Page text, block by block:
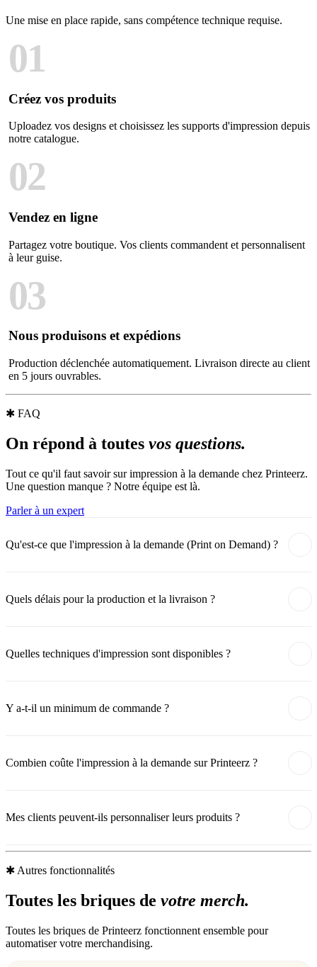
Une mise en place rapide, sans compétence technique requise.
01
Créez vos produits
Uploadez vos designs et choisissez les supports d'impression depuis
notre catalogue.
02
Vendez en ligne
Partagez votre boutique. Vos clients commandent et personnalisent
à leur guise.
03
Nous produisons et expédions
Production déclenchée automatiquement. Livraison directe au client
en 5 jours ouvrables.
✱ FAQ
On répond à toutes vos questions.
Tout ce qu'il faut savoir sur impression à la demande chez Printeerz.
Une question manque ? Notre équipe est là.
Parler à un expert
Qu'est-ce que l'impression à la demande (Print on Demand) ?
Quels délais pour la production et la livraison ?
Quelles techniques d'impression sont disponibles ?
Y a-t-il un minimum de commande ?
Combien coûte l'impression à la demande sur Printeerz ?
Mes clients peuvent-ils personnaliser leurs produits ?
✱ Autres fonctionnalités
Toutes les briques de votre merch.
Toutes les briques de Printeerz fonctionnent ensemble pour
automatiser votre merchandising.